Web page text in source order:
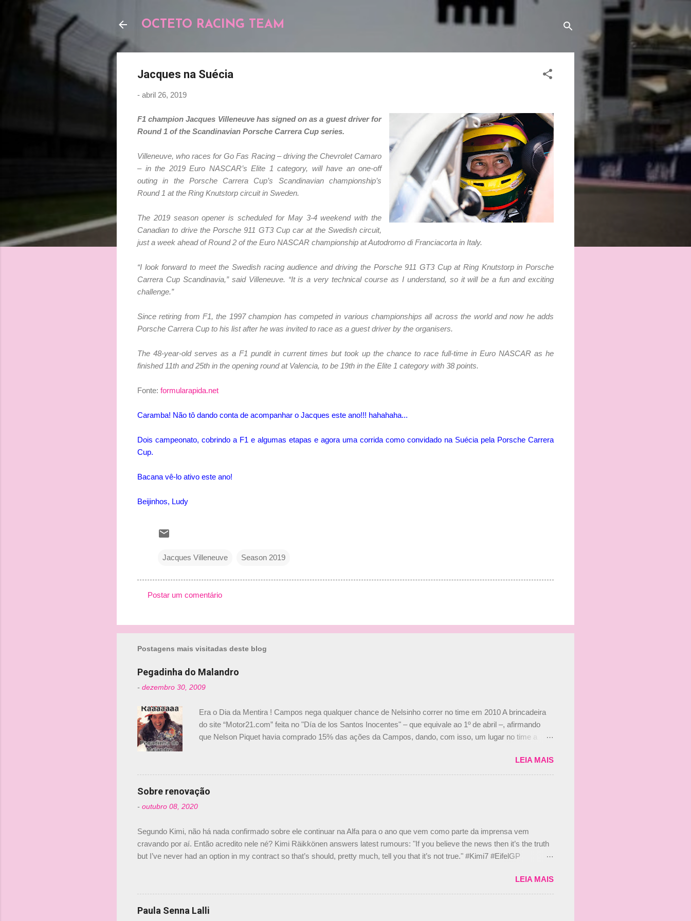
OCTETO RACING TEAM
Jacques na Suécia
- abril 26, 2019
F1 champion Jacques Villeneuve has signed on as a guest driver for
Round 1 of the Scandinavian Porsche Carrera Cup series.
Villeneuve, who races for Go Fas Racing – driving the Chevrolet Camaro
– in the 2019 Euro NASCAR’s Elite 1 category, will have an one-off
outing in the Porsche Carrera Cup’s Scandinavian championship’s
Round 1 at the Ring Knutstorp circuit in Sweden.
The 2019 season opener is scheduled for May 3-4 weekend with the
Canadian to drive the Porsche 911 GT3 Cup car at the Swedish circuit,
just a week ahead of Round 2 of the Euro NASCAR championship at Autodromo di Franciacorta in Italy.
“I look forward to meet the Swedish racing audience and driving the Porsche 911 GT3 Cup at Ring Knutstorp in Porsche
Carrera Cup Scandinavia,” said Villeneuve. “It is a very technical course as I understand, so it will be a fun and exciting
challenge.”
Since retiring from F1, the 1997 champion has competed in various championships all across the world and now he adds
Porsche Carrera Cup to his list after he was invited to race as a guest driver by the organisers.
The 48-year-old serves as a F1 pundit in current times but took up the chance to race full-time in Euro NASCAR as he
finished 11th and 25th in the opening round at Valencia, to be 19th in the Elite 1 category with 38 points.
Fonte: formularapida.net
Caramba! Não tô dando conta de acompanhar o Jacques este ano!!! hahahaha...
Dois campeonato, cobrindo a F1 e algumas etapas e agora uma corrida como convidado na Suécia pela Porsche Carrera
Cup.
Bacana vê-lo ativo este ano!
Beijinhos, Ludy
Jacques Villeneuve Season 2019
m
e
t
á
r
i
o
s
Postar um comentário
Postagens mais visitadas deste blog
Pegadinha do Malandro
- dezembro 30, 2009
Era o Dia da Mentira ! Campos nega qualquer chance de Nelsinho correr no time em 2010 A brincadeira
do site “Motor21.com” feita no "Día de los Santos Inocentes" – que equivale ao 1º de abril –, afirmando
que Nelson Piquet havia comprado 15% das ações da Campos, dando, com isso, um lugar no time a
dirigente foi taxativo ao declarar que o brasileiro não será o companheiro de Bruno Senna em 2010. "Na
verdade, nós recebemos uma oferta de Piquet", admitiu Audetto. “Mas depois de ter assinado com Bruno
Senna, não podemos ter dois brasileiros”, explicou, dizendo ainda que não tem nada contra o filho do
LEIA MAIS
Sobre renovação
- outubro 08, 2020
Segundo Kimi, não há nada confirmado sobre ele continuar na Alfa para o ano que vem como parte da imprensa vem
cravando por aí. Então acredito nele né? Kimi Räikkönen answers latest rumours: "If you believe the news then it’s the truth
but I’ve never had an option in my contract so that’s should, pretty much, tell you that it’s not true." #Kimi7 #EifelGP
falando sobre o fato do Iceman estar há tantos anos na F1. What is it like to have Kimi as a team mate? 🙌 Over to you,
@RGrosjean ! #EifelGP 🇩🇪 #F1 pic.twitter.com/GSAu1LWnwW — Formula 1 (@F1) October 8, 2020 Beijinhos, Ludy
LEIA MAIS
Paula Senna Lalli